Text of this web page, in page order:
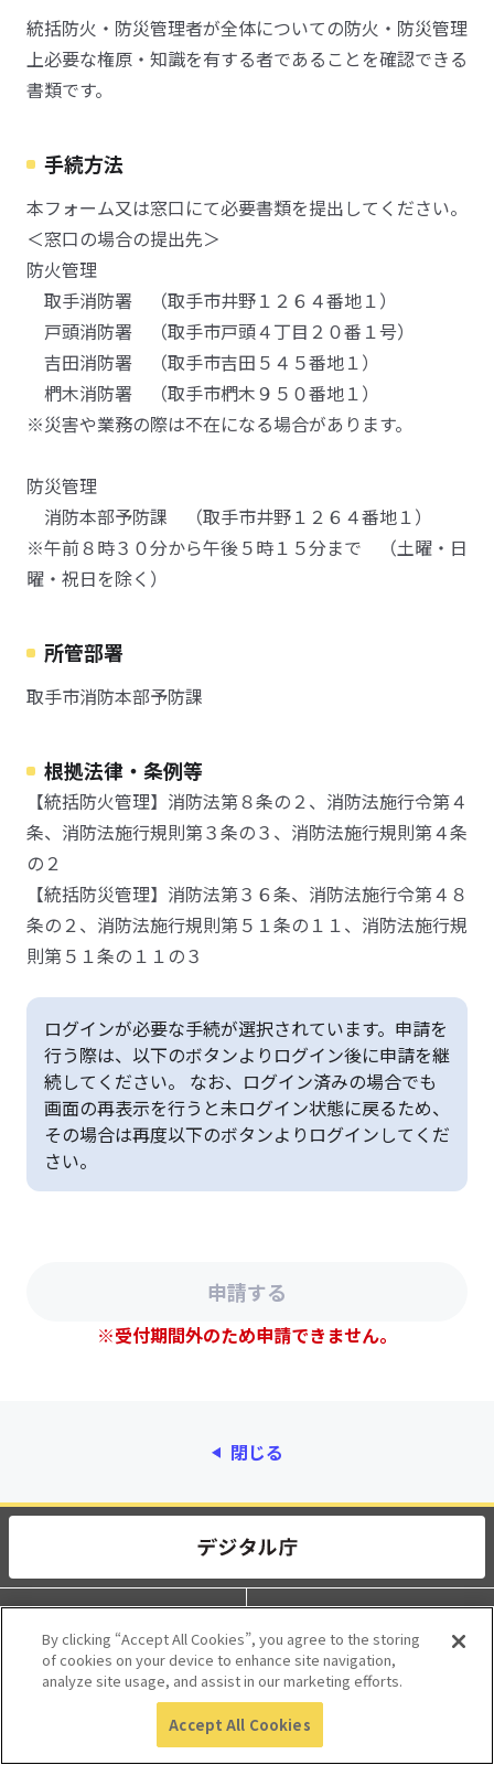
統括防火・防災管理者が全体についての防火・防災管理
上必要な権原・知識を有する者であることを確認できる
書類です。
手続方法
本フォーム又は窓口にて必要書類を提出してください。
＜窓口の場合の提出先＞
防火管理
取手消防署 （取手市井野１２６４番地１）
戸頭消防署 （取手市戸頭４丁目２０番１号）
吉田消防署 （取手市吉田５４５番地１）
椚木消防署 （取手市椚木９５０番地１）
※災害や業務の際は不在になる場合があります。
防災管理
消防本部予防課 （取手市井野１２６４番地１）
※午前８時３０分から午後５時１５分まで （土曜・日
曜・祝日を除く）
所管部署
取手市消防本部予防課
根拠法律・条例等
【統括防火管理】消防法第８条の２、消防法施行令第４
条、消防法施行規則第３条の３、消防法施行規則第４条
の２
【統括防災管理】消防法第３６条、消防法施行令第４８
条の２、消防法施行規則第５１条の１１、消防法施行規
則第５１条の１１の３
ログインが必要な手続が選択されています。申請を
行う際は、以下のボタンよりログイン後に申請を継
続してください。 なお、ログイン済みの場合でも
画面の再表示を行うと未ログイン状態に戻るため、
その場合は再度以下のボタンよりログインしてくだ
さい。
※受付期間外のため申請できません。
閉じる
動作環境 個人情報保護
利用規約 アクセシビリティ
© 2017 Digital Agency, Government of Japan.
By clicking “Accept All Cookies”, you agree to the storing
of cookies on your device to enhance site navigation,
analyze site usage, and assist in our marketing efforts.
Accept All Cookies